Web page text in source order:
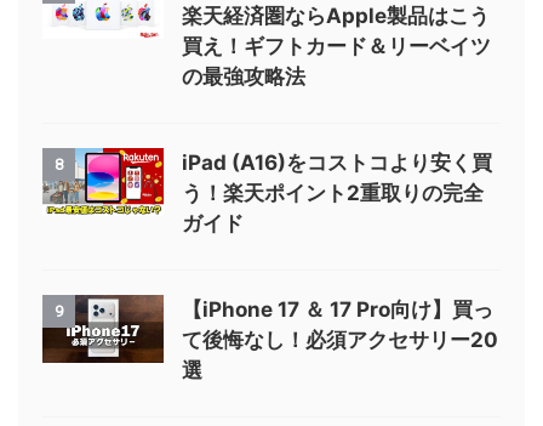
楽天経済圏ならApple製品はこう
買え！ギフトカード＆リーベイツ
の最強攻略法
8
iPad (A16)をコストコより安く買
う！楽天ポイント2重取りの完全
ガイド
9
【iPhone 17 ＆ 17 Pro向け】買っ
て後悔なし！必須アクセサリー20
選